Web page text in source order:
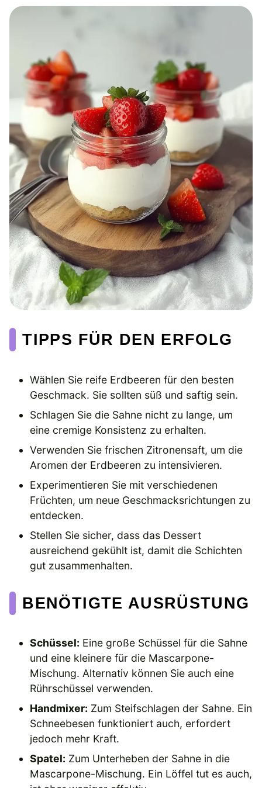
TIPPS FÜR DEN ERFOLG
Wählen Sie reife Erdbeeren für den besten
Geschmack. Sie sollten süß und saftig sein.
Schlagen Sie die Sahne nicht zu lange, um
eine cremige Konsistenz zu erhalten.
Verwenden Sie frischen Zitronensaft, um die
Aromen der Erdbeeren zu intensivieren.
Experimentieren Sie mit verschiedenen
Früchten, um neue Geschmacksrichtungen zu
entdecken.
Stellen Sie sicher, dass das Dessert
ausreichend gekühlt ist, damit die Schichten
gut zusammenhalten.
BENÖTIGTE AUSRÜSTUNG
Schüssel: Eine große Schüssel für die Sahne
und eine kleinere für die Mascarpone-
Mischung. Alternativ können Sie auch eine
Rührschüssel verwenden.
Handmixer: Zum Steifschlagen der Sahne. Ein
Schneebesen funktioniert auch, erfordert
jedoch mehr Kraft.
Spatel: Zum Unterheben der Sahne in die
Mascarpone-Mischung. Ein Löffel tut es auch,